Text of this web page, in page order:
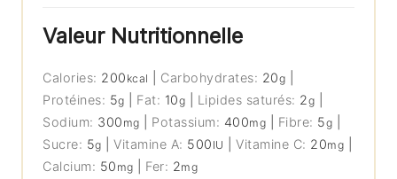
Valeur Nutritionnelle
Calories: 200 kcal Carbohydrates: 20g
Protéines: 5g Fat: 10g Lipides saturés: 2g
Sodium: 300 mg Potassium: 400mg Fibre: 5g
Sucre: 5g |Vitamine A: 500 IU |Vitamine C: 20mg
Calcium: 50 mg Fer: 2mg